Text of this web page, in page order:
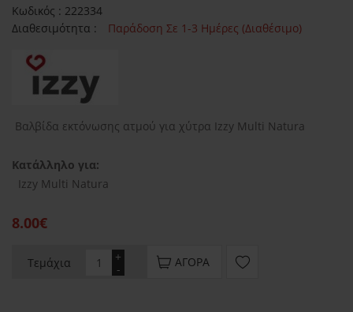
Κωδικός : 222334
Διαθεσιμότητα :
Παράδοση Σε 1-3 Ημέρες (Διαθέσιμο)
Βαλβίδα εκτόνωσης ατμού για χύτρα Izzy Multi Natura
Κατάλληλο για:
Izzy Multi Natura
8.00€
Τεμάχια -
+ ΑΓΟΡΆ